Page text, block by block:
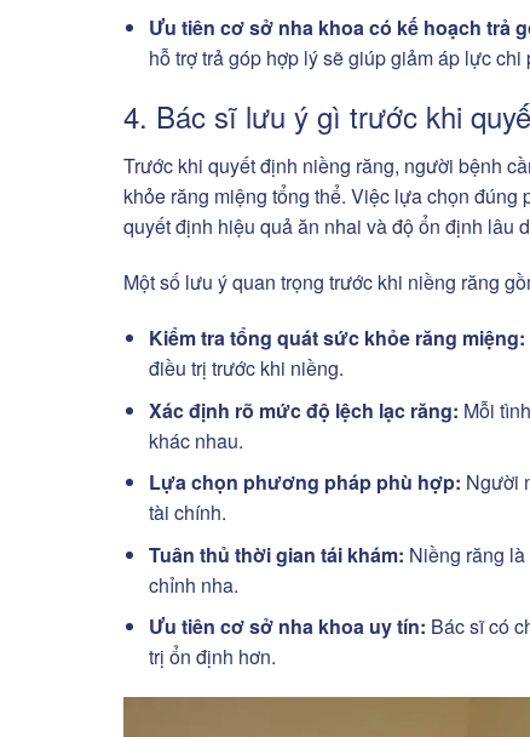
Ưu tiên cơ sở nha khoa có kế hoạch trả
hỗ trợ trả góp hợp lý sẽ giúp giảm áp lực
4. Bác sĩ lưu ý gì trước khi
Trước khi quyết định niềng răng, người bệnh
khỏe răng miệng tổng thể. Việc lựa chọn
quyết định hiệu quả ăn nhai và độ ổn định lâu
Một số lưu ý quan trọng trước khi niềng răng
Kiểm tra tổng quát sức khỏe răng miệng:
điều trị trước khi niềng.
Xác định rõ mức độ lệch lạc răng: Mỗi
khác nhau.
Lựa chọn phương pháp phù hợp: Người
tài chính.
Tuân thủ thời gian tái khám: Niềng răng
chỉnh nha.
Ưu tiên cơ sở nha khoa uy tín: Bác sĩ có
trị ổn định hơn.